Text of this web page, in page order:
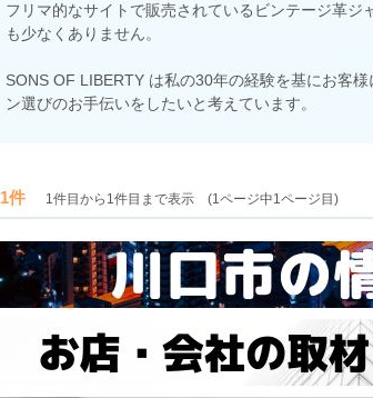
フリマ的なサイトで販売されているビンテージ革
も少なくありません。
SONS OF LIBERTY は私の30年の経験を基にお客
ン選びのお手伝いをしたいと考えています。
1件 1件目から1件目まで表示 (1ページ中1ページ目)